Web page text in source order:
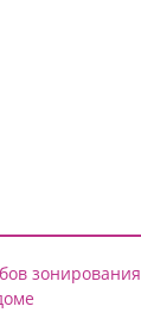
зонирования